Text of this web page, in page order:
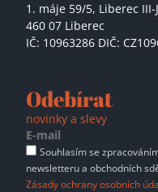
1. máje 59/5, Liberec III-
460 07 Liberec
IČ: 10963286 DIČ:
Odebírat
novinky a slevy
Souhlasím se
newsletteru a obchodních
Zásady ochrany osobních